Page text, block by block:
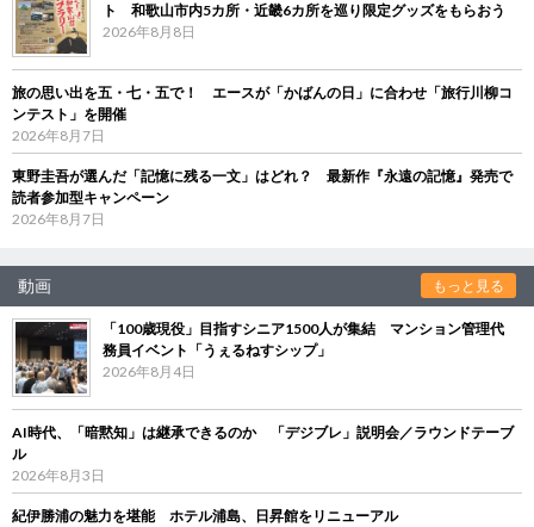
ト 和歌山市内5カ所・近畿6カ所を巡り限定グッズをもらおう
2026年8月8日
旅の思い出を五・七・五で！ エースが「かばんの日」に合わせ「旅行川柳コ
ンテスト」を開催
2026年8月7日
東野圭吾が選んだ「記憶に残る一文」はどれ？ 最新作『永遠の記憶』発売で
読者参加型キャンペーン
2026年8月7日
動画 もっと見る
「100歳現役」目指すシニア1500人が集結 マンション管理代
務員イベント「うぇるねすシップ」
2026年8月4日
AI時代、「暗黙知」は継承できるのか 「デジブレ」説明会／ラウンドテーブ
ル
2026年8月3日
紀伊勝浦の魅力を堪能 ホテル浦島、日昇館をリニューアル